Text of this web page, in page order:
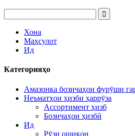
Хона
Маҳсулот
Ид
Категорияҳо
Амазонка бозичаҳои фурӯши
Неъматҳои ҳизби ҳаррӯза
Ассортимент ҳизб
Бозичаҳои ҳизбӣ
Ид
Рӯзи ошиқон